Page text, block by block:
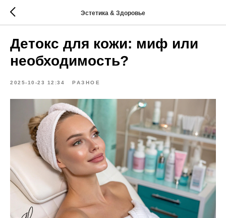
Эстетика & Здоровье
Детокс для кожи: миф или
необходимость?
2025-10-23 12:34 РАЗНОЕ